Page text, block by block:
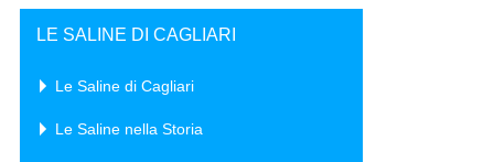
LE SALINE DI CAGLIARI
Le Saline di Cagliari
Le Saline nella Storia